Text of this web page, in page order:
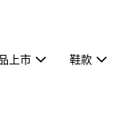
上市 鞋款